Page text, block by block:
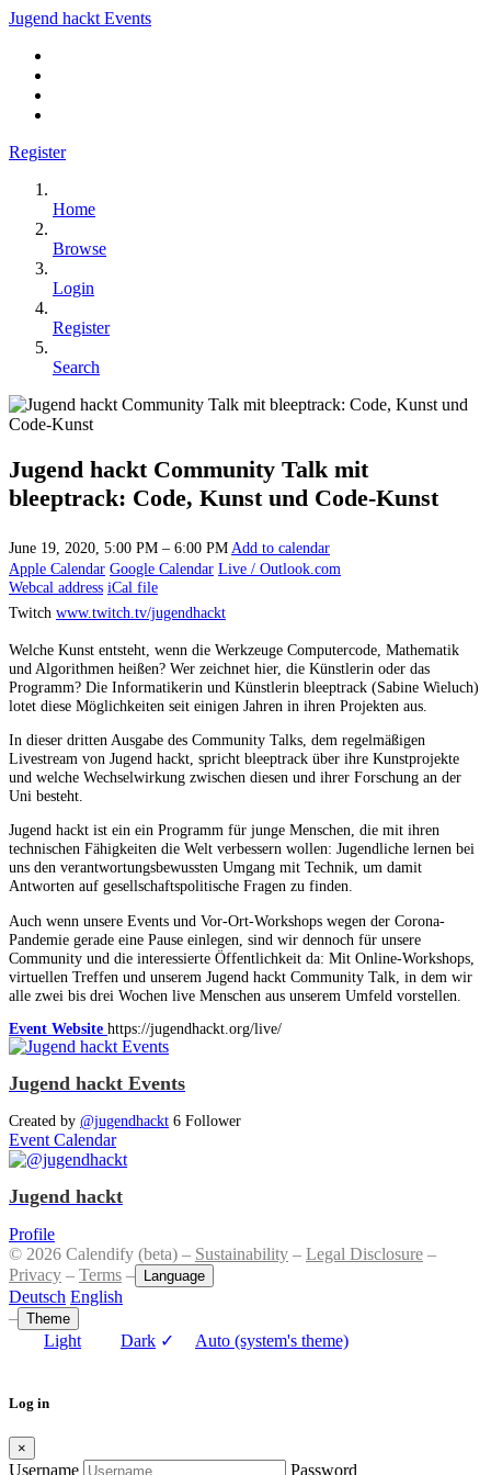
Jugend hackt Events
Register
Home
Browse
Login
Register
Search
Jugend hackt Community Talk mit
bleeptrack: Code, Kunst und Code-Kunst
June 19, 2020, 5:00 PM – 6:00 PM Add to calendar
Apple Calendar Google Calendar Live / Outlook.com
Webcal address iCal file
Twitch www.twitch.tv/jugendhackt
Welche Kunst entsteht, wenn die Werkzeuge Computercode, Mathematik
und Algorithmen heißen? Wer zeichnet hier, die Künstlerin oder das
Programm? Die Informatikerin und Künstlerin bleeptrack (Sabine Wieluch)
lotet diese Möglichkeiten seit einigen Jahren in ihren Projekten aus.
In dieser dritten Ausgabe des Community Talks, dem regelmäßigen
Livestream von Jugend hackt, spricht bleeptrack über ihre Kunstprojekte
und welche Wechselwirkung zwischen diesen und ihrer Forschung an der
Uni besteht.
Jugend hackt ist ein ein Programm für junge Menschen, die mit ihren
technischen Fähigkeiten die Welt verbessern wollen: Jugendliche lernen bei
uns den verantwortungs­bewussten Umgang mit Technik, um damit
Antworten auf gesellschaftspolitische Fragen zu finden.
Auch wenn unsere Events und Vor-Ort-Workshops wegen der Corona-
Pandemie gerade eine Pause einlegen, sind wir dennoch für unsere
Community und die interessierte Öffentlichkeit da: Mit Online-Workshops,
virtuellen Treffen und unserem Jugend hackt Community Talk, in dem wir
alle zwei bis drei Wochen live Menschen aus unserem Umfeld vorstellen.
Event Website https://jugendhackt.org/live/
Jugend hackt Events
Created by @jugendhackt 6 Follower
Event Calendar
Jugend hackt
Profile
© 2026 Calendify (beta) – Sustainability – Legal Disclosure –
Privacy – Terms – Language
Deutsch English
– Theme
Light Dark ✓ Auto (system's theme)
Log in
×
Username Password